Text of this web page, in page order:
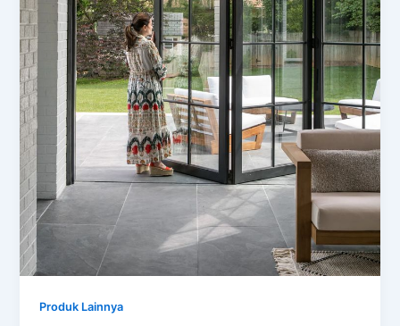
Produk Lainnya